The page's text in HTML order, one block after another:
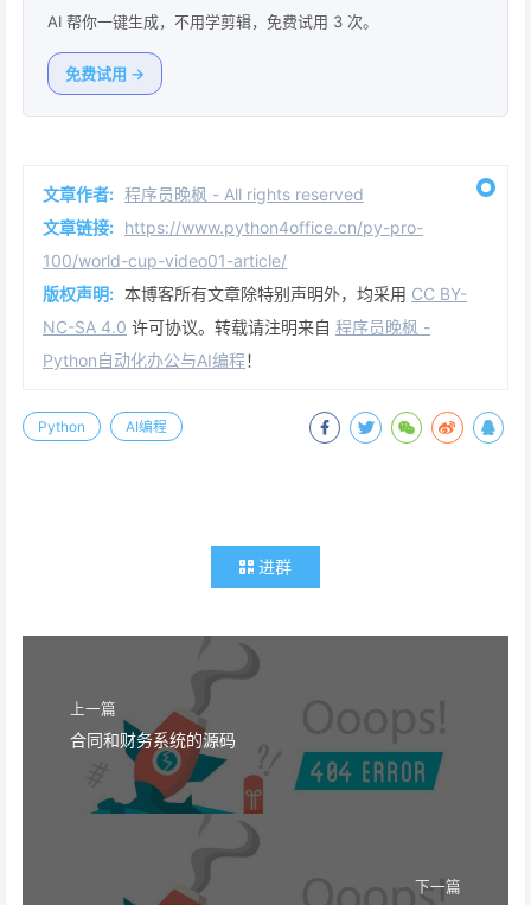
AI 帮你一键生成，不用学剪辑，免费试用 3 次。
免费试用 →
文章作者: 程序员晚枫 - All rights reserved
文章链接: https://www.python4office.cn/py-pro-
100/world-cup-video01-article/
版权声明: 本博客所有文章除特别声明外，均采用 CC BY-
NC-SA 4.0 许可协议。转载请注明来自 程序员晚枫 -
Python自动化办公与AI编程！
Python AI编程
进群
上一篇
合同和财务系统的源码
下一篇